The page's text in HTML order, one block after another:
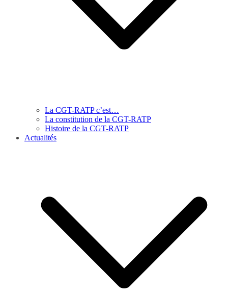
La CGT-RATP c’est…
La constitution de la CGT-RATP
Histoire de la CGT-RATP
Actualités